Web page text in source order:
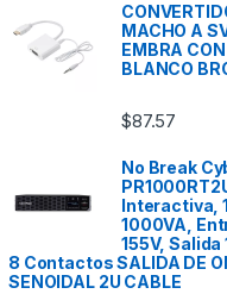
MACHO A
EMBRA
BLANCO
$87.57
No Break
Interactiva,
1000VA,
155V, Salida
8 Contactos SALIDA DE
SENOIDAL 2U CABLE